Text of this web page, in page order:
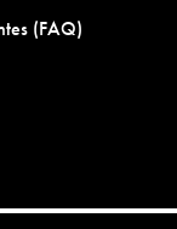
(FAQ)